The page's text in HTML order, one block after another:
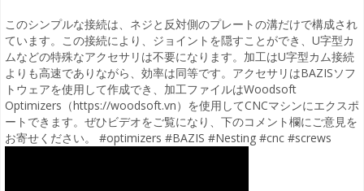
このシンプルな接続は、ネジと反対側のプレートの溝だけで構成され
ています。この接続により、ジョイントを隠すことができ、U字型カ
ムなどの特殊なアクセサリは不要になります。加工はU字型カム接続
よりも高速でありながら、効率は同等です。アクセサリはBAZISソフ
トウェアを使用して作成でき、加工ファイルはWoodsoft
Optimizers（https://woodsoft.vn）を使用してCNCマシンにエクスポ
ートできます。ぜひビデオをご覧になり、下のコメント欄にご意見を
お寄せください。 #optimizers #BAZIS #Nesting #cnc #screws